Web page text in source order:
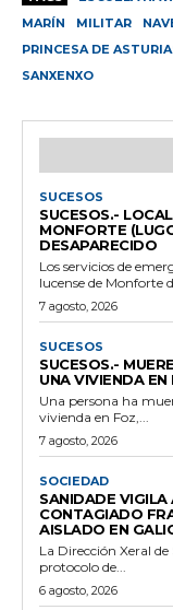
MARÍN
MILITAR
PRINCESA DE
SANXENXO
SUCESOS
SUCESOS.-
MONFORTE
DESAPARECIDO
Los servicios de
lucense de Monforte
7 agosto, 2026
SUCESOS
SUCESOS.-
UNA VIVIENDA
Una persona ha
vivienda en Foz,...
7 agosto, 2026
SOCIEDAD
SANIDADE
CONTAGIADO
AISLADO EN
La Dirección Xeral
protocolo de...
6 agosto, 2026